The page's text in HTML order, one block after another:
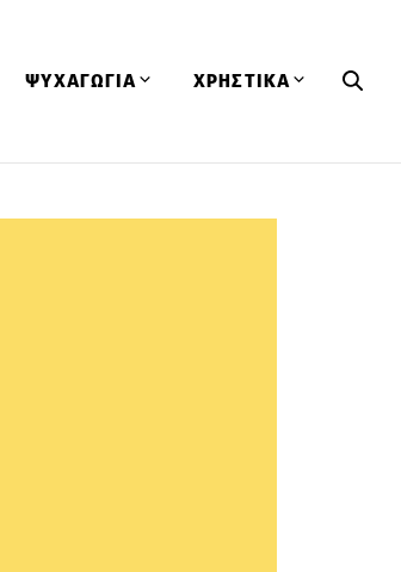
ΨΥΧΑΓΩΓΙΑ ΧΡΗΣΤΙΚΑ